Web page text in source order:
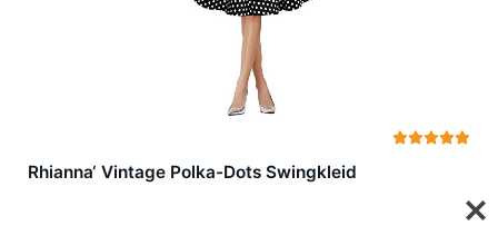
Rhianna‘ Vintage Polka-Dots Swingkleid